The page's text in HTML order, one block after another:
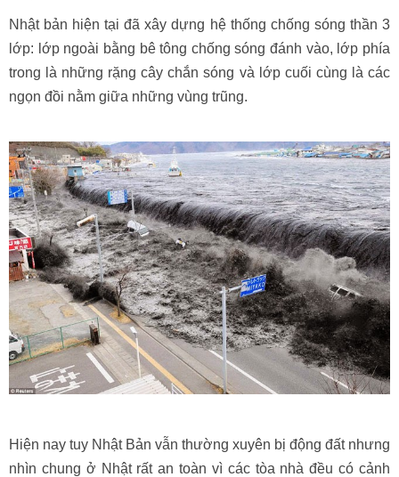
Nhật bản hiện tại đã xây dựng hệ thống chống sóng thần 3
lớp: lớp ngoài bằng bê tông chống sóng đánh vào, lớp phía
trong là những rặng cây chắn sóng và lớp cuối cùng là các
ngọn đồi nằm giữa những vùng trũng.
Hiện nay tuy Nhật Bản vẫn thường xuyên bị động đất nhưng
nhìn chung ở Nhật rất an toàn vì các tòa nhà đều có cảnh